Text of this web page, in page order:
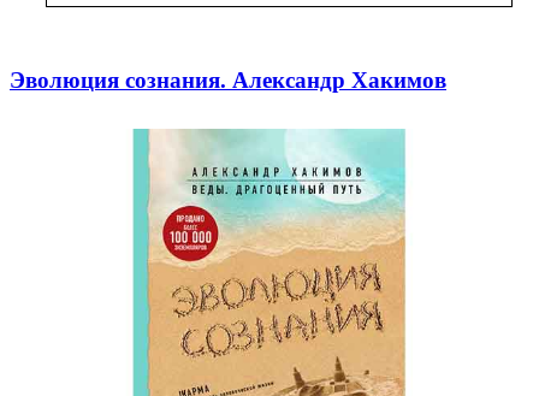
Эволюция сознания. Александр Хакимов